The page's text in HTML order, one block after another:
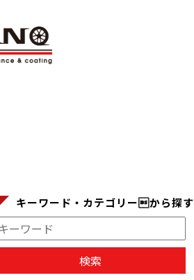
キーワード・カテゴリーから探す